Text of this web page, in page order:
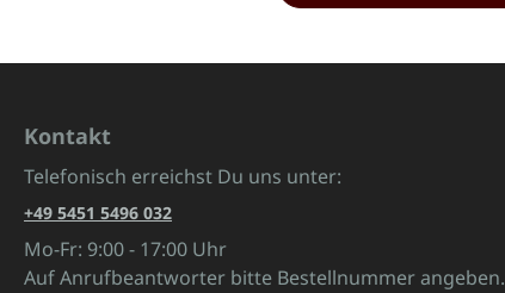
Kontakt
Telefonisch erreichst Du uns unter:
+49 5451 5496 032
Mo-Fr: 9:00 - 17:00 Uhr
Auf Anrufbeantworter bitte Bestellnummer angeben.